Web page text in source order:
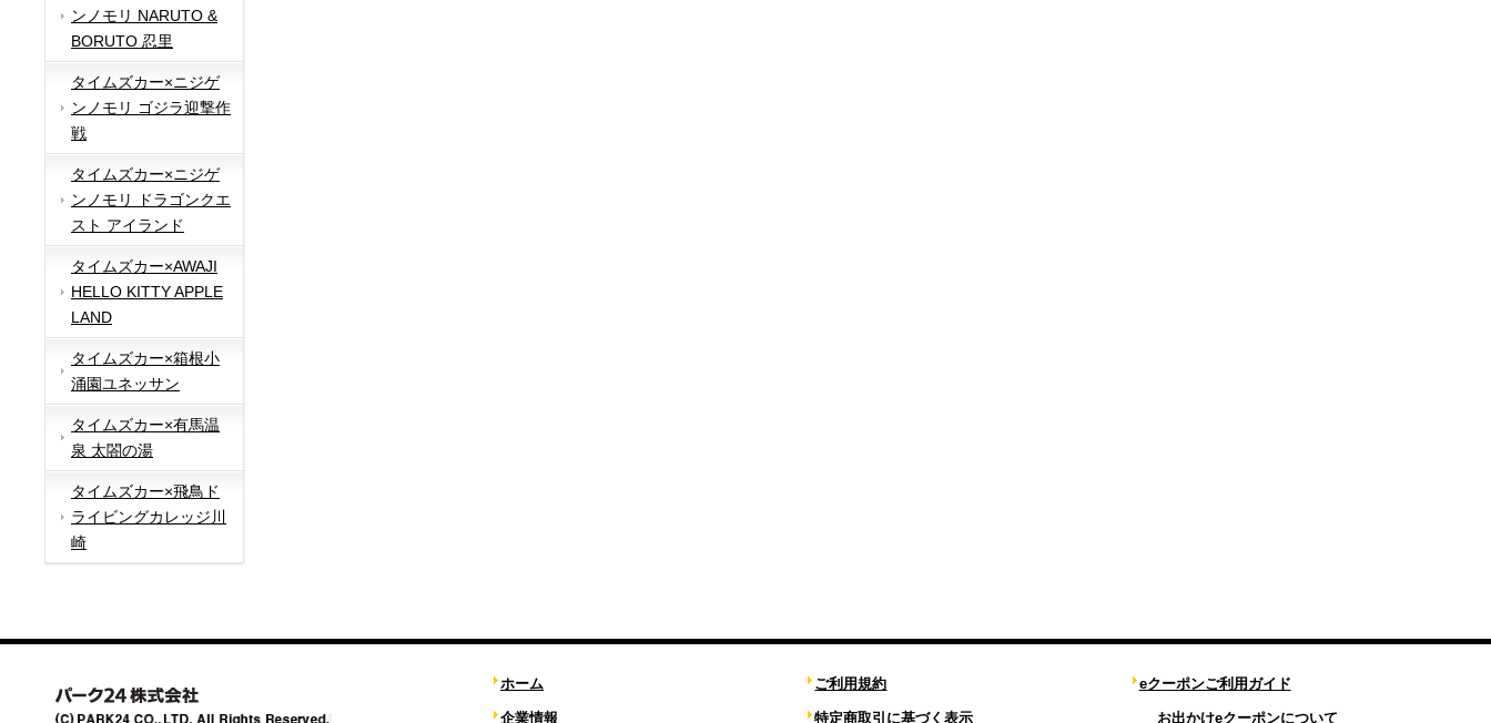
ンノモリ NARUTO &
BORUTO 忍里
タイムズカー×ニジゲ
ンノモリ ゴジラ迎撃作
戦
タイムズカー×ニジゲ
ンノモリ ドラゴンクエ
スト アイランド
タイムズカー×AWAJI
HELLO KITTY APPLE
LAND
タイムズカー×箱根小
涌園ユネッサン
タイムズカー×有馬温
泉 太閤の湯
タイムズカー×飛鳥ド
ライビングカレッジ川
崎
ホーム
企業情報
ご利用規約
特定商取引に基づく表示
eクーポンご利用ガイド
お出かけeクーポンについて